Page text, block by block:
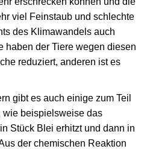
viel Feinstaub und schlechte
des Klimawandels auch
haben der Tiere wegen diesen
reduziert, anderen ist es
gibt es auch einige zum Teil
wie beispielsweise das
Stück Blei erhitzt und dann in
der chemischen Reaktion